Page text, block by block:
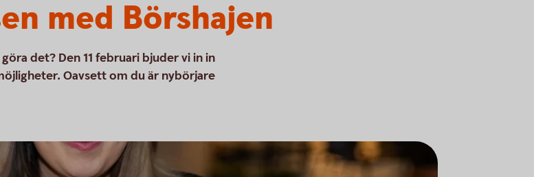
med Börshajen
det? Den 11 februari bjuder vi in in
Oavsett om du är nybörjare